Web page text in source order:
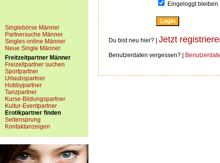
Singlebörse Männer
Partnersuche Männer
Singles online Männer
Neue Single Männer
Freitzeitpartner Männer
Freizeitpartner suchen
Sportpartner
Urlaubspartner
Hobbypartner
Tanzpartner
Kurse-Bildungspartner
Kultur-Eventpartner
Erotikpartner finden
Seitensprung
Kontaktanzeigen
Eingeloggt bleiben
Du bist neu hier? | Jetzt
Benutzerdaten vergessen? |